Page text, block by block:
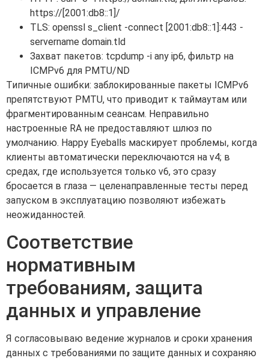
https://[2001:db8::1]/
TLS: openssl s_client -connect [2001:db8::1]:443 -
servername domain.tld
Захват пакетов: tcpdump -i any ip6, фильтр на
ICMPv6 для PMTU/ND
Типичные ошибки: заблокированные пакеты ICMPv6
препятствуют PMTU, что приводит к таймаутам или
фрагментированным сеансам. Неправильно
настроенные RA не предоставляют шлюз по
умолчанию. Happy Eyeballs маскирует проблемы, когда
клиенты автоматически переключаются на v4; в
средах, где используется только v6, это сразу
бросается в глаза — целенаправленные тесты перед
запуском в эксплуатацию позволяют избежать
неожиданностей.
Соответствие
нормативным
требованиям, защита
данных и управление
Я согласовываю ведение журналов и сроки хранения
данных с требованиями по защите данных и сохраняю